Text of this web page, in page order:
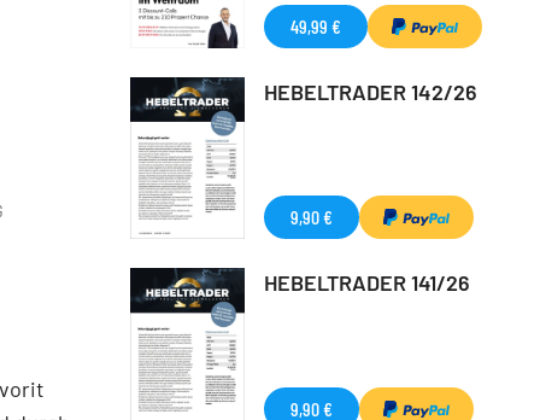
49,99 €
HEBELTRADER 142/26
9,90 €
HEBELTRADER 141/26
9,90 €